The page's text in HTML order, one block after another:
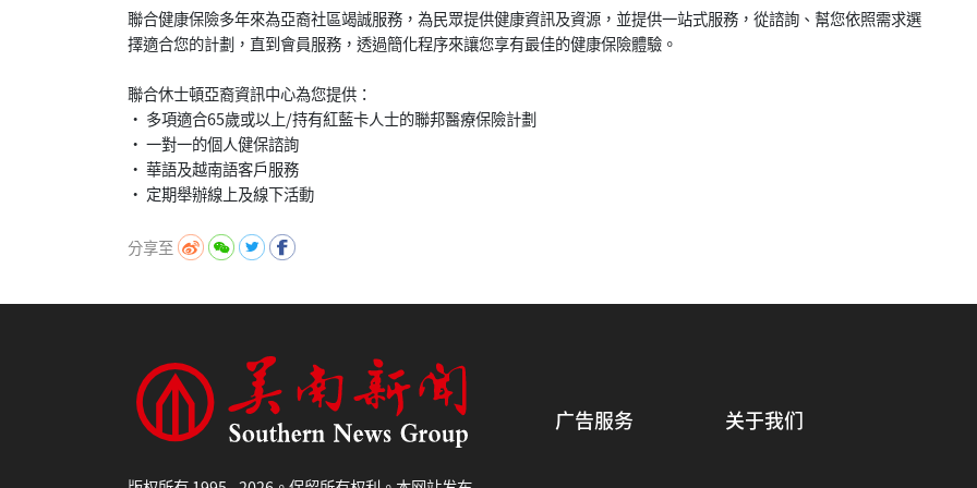
聯合健康保險多年來為亞裔社區竭誠服務，為民眾提供健康資訊及資源，並提供一站式服務，從諮詢、幫您依照需求選
擇適合您的計劃，直到會員服務，透過簡化程序來讓您享有最佳的健康保險體驗。
聯合休士頓亞裔資訊中心為您提供：
• 多項適合65歲或以上/持有紅藍卡人士的聯邦醫療保險計劃
• 一對一的個人健保諮詢
• 華語及越南語客戶服務
分享至
广告服务 关于我们